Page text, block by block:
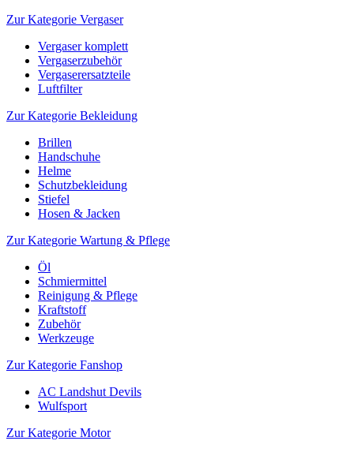
Zur Kategorie Vergaser
Vergaser komplett
Vergaserzubehör
Vergaserersatzteile
Luftfilter
Zur Kategorie Bekleidung
Brillen
Handschuhe
Helme
Schutzbekleidung
Stiefel
Hosen & Jacken
Zur Kategorie Wartung & Pflege
Öl
Schmiermittel
Reinigung & Pflege
Kraftstoff
Zubehör
Werkzeuge
Zur Kategorie Fanshop
AC Landshut Devils
Wulfsport
Zur Kategorie Motor